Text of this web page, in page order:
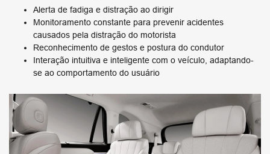
Alerta de fadiga e distração ao dirigir
Monitoramento constante para prevenir acidentes
causados pela distração do motorista
Reconhecimento de gestos e postura do condutor
Interação intuitiva e inteligente com o veículo, adaptando-
se ao comportamento do usuário